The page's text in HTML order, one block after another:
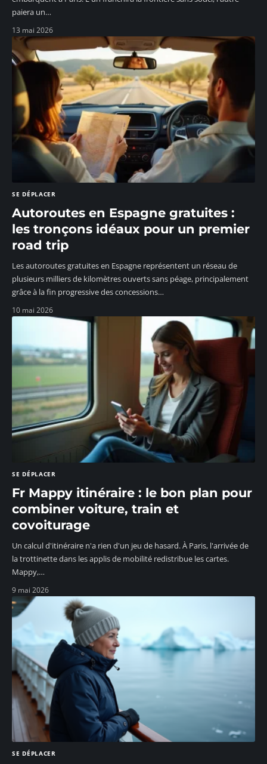
paiera un…
13 mai 2026
SE DÉPLACER
Autoroutes en Espagne gratuites :
les tronçons idéaux pour un premier
road trip
Les autoroutes gratuites en Espagne représentent un réseau de
plusieurs milliers de kilomètres ouverts sans péage, principalement
grâce à la fin progressive des concessions…
10 mai 2026
SE DÉPLACER
Fr Mappy itinéraire : le bon plan pour
combiner voiture, train et
covoiturage
Un calcul d'itinéraire n'a rien d'un jeu de hasard. À Paris, l'arrivée de
la trottinette dans les applis de mobilité redistribue les cartes.
Mappy,…
9 mai 2026
SE DÉPLACER